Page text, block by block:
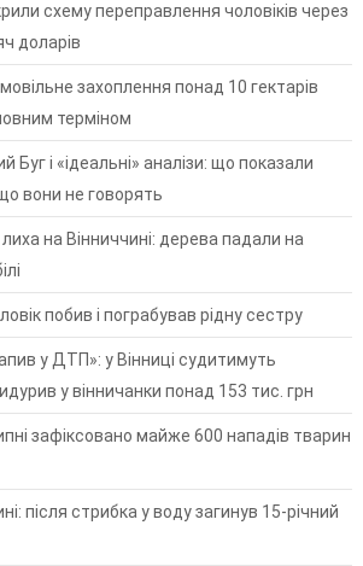
схему переправлення чоловіків через
доларів
захоплення понад 10 гектарів
терміном
Буг і «ідеальні» аналізи: що показали
вони не говорять
на Вінниччині: дерева падали на
побив і пограбував рідну сестру
у ДТП»: у Вінниці судитимуть
у вінничанки понад 153 тис. грн
зафіксовано майже 600 нападів тварин
після стрибка у воду загинув 15-річний